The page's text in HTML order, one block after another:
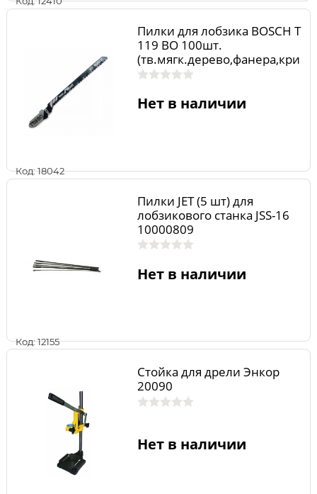
Код: 18042
Пилки для лобзика BOSCH Т
119 ВO 100шт.
(тв.мягк.дерево,фанера,кри
вол.пропил)
Нет в наличии
Код: 12155
Пилки JET (5 шт) для
лобзикового станка JSS-16
10000809
Нет в наличии
Стойка для дрели Энкор
20090
Нет в наличии